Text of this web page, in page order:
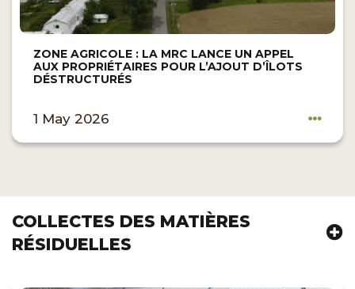
ZONE AGRICOLE : LA MRC LANCE UN APPEL
AUX PROPRIÉTAIRES POUR L’AJOUT D’ÎLOTS
DÉSTRUCTURÉS
1 May 2026
COLLECTES DES MATIÈRES
RÉSIDUELLES